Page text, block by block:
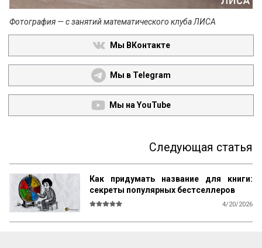
Фотография — с занятий математического клуба ЛИСА
Мы ВКонтакте
Мы в Telegram
Мы на YouTube
Следующая статья
Как придумать название для книги:
секреты популярных бестселлеров
4/20/2026